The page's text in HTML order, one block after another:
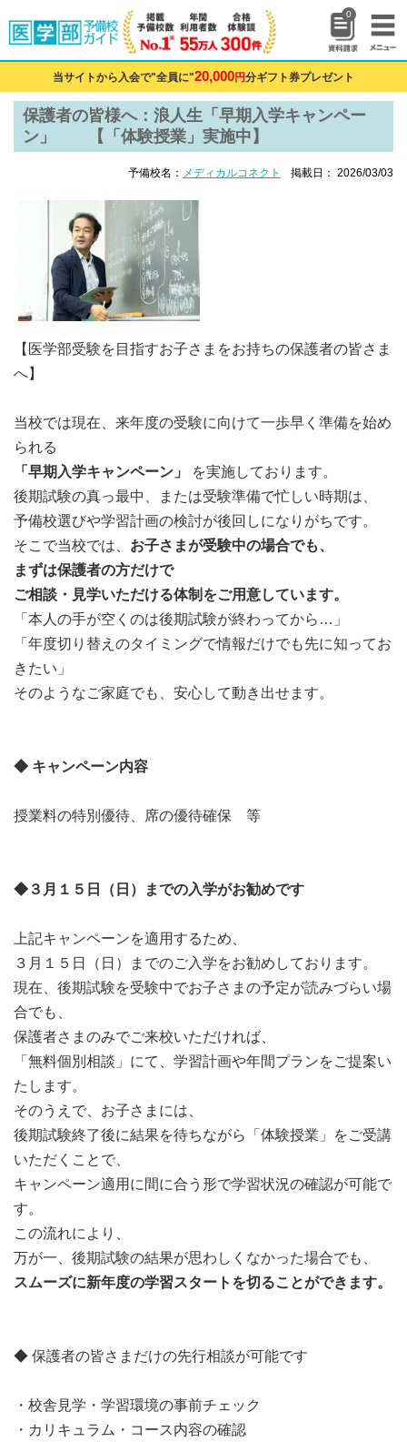
0
当サイトから入会で"全員に"20,000円分ギフト券プレゼント
保護者の皆様へ：浪人生「早期入学キャンペー
ン」 【「体験授業」実施中】
予備校名： メディカルコネクト 掲載日： 2026/03/03
【医学部受験を目指すお子さまをお持ちの保護者の皆さま
へ】
当校では現在、来年度の受験に向けて一歩早く準備を始め
られる
「早期入学キャンペーン」
を実施しております。
後期試験の真っ最中、または受験準備で忙しい時期は、
予備校選びや学習計画の検討が後回しになりがちです。
そこで当校では、 お子さまが受験中の場合でも、
まずは保護者の方だけで
ご相談・見学いただける体制をご用意しています。
「本人の手が空くのは後期試験が終わってから…」
「年度切り替えのタイミングで情報だけでも先に知ってお
きたい」
そのようなご家庭でも、安心して動き出せます。
◆ キャンペーン内容
授業料の特別優待、席の優待確保 等
◆３月１５日（日）までの入学がお勧めです
上記キャンペーンを適用するため、
３月１５日（日）までのご入学をお勧めしております。
現在、後期試験を受験中でお子さまの予定が読みづらい場
合でも、
保護者さまのみでご来校いただければ、
「無料個別相談」にて、学習計画や年間プランをご提案い
たします。
そのうえで、お子さまには、
後期試験終了後に結果を待ちながら「体験授業」をご受講
いただくことで、
キャンペーン適用に間に合う形で学習状況の確認が可能で
す。
この流れにより、
万が一、後期試験の結果が思わしくなかった場合でも、
スムーズに新年度の学習スタートを切ることができます。
◆ 保護者の皆さまだけの先行相談が可能です
・校舎見学・学習環境の事前チェック
・カリキュラム・コース内容の確認